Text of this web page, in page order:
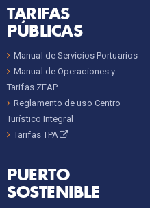
TARIFAS
PÚBLICAS
Manual de Servicios Portuarios
Manual de Operaciones y
Tarifas ZEAP
Reglamento de uso Centro
Turístico Integral
Tarifas TPA
PUERTO
SOSTENIBLE